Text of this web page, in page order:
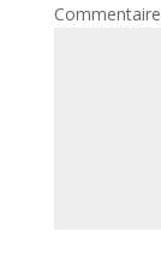
Commentaire